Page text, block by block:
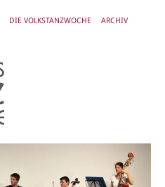
DIE VOLKSTANZWOCHE ARCHIV